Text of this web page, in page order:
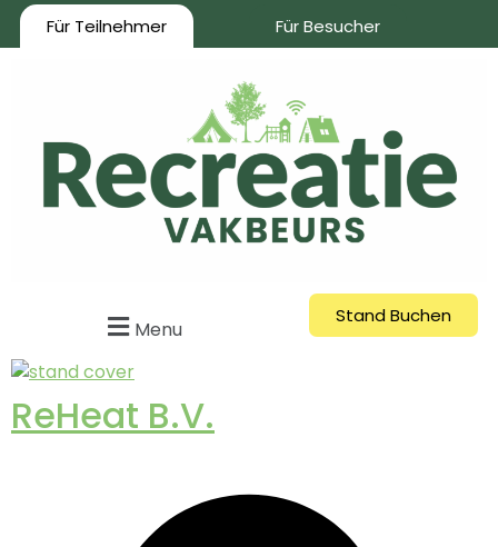
Für Teilnehmer Für Besucher
Menu
Stand Buchen
ReHeat B.V.